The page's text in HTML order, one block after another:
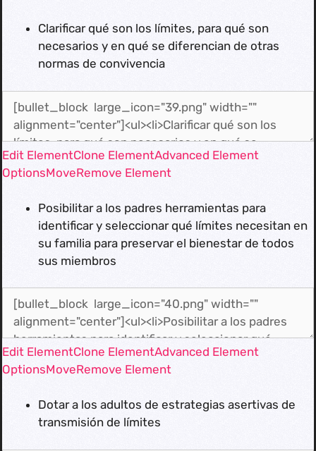
Clarificar qué son los límites, para qué son
necesarios y en qué se diferencian de otras
normas de convivencia
Edit ElementClone ElementAdvanced Element
OptionsMoveRemove Element
Posibilitar a los padres herramientas para
identificar y seleccionar qué límites necesitan en
su familia para preservar el bienestar de todos
sus miembros
Edit ElementClone ElementAdvanced Element
OptionsMoveRemove Element
Dotar a los adultos de estrategias asertivas de
transmisión de límites